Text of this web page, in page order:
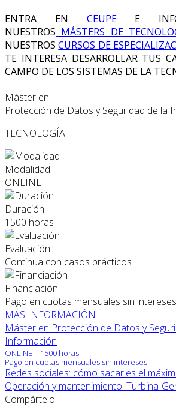
ENTRA EN CEUPEE
NUESTROS MÁSTERS DE
NUESTROSCURSOS DE
TE INTERESA DESARROLLAR TUS
CAMPO DE LOS SISTEMAS DE LA
Máster en
Protección de Datos y Seguridad de la
TECNOLOGÍA
Modalidad
ONLINE
Duración
1500 horas
Evaluación
Continua con casos prácticos
Financiación
Pago en cuotas mensuales sin intereses
MÁS INFORMACIÓN
Máster en Protección de Datos y
Información
ONLINE
1500 horas
Pago en cuotas mensuales sin intereses
Redes sociales: cómo sacarles el
Operación y mantenimiento: Turbina-
Compártelo